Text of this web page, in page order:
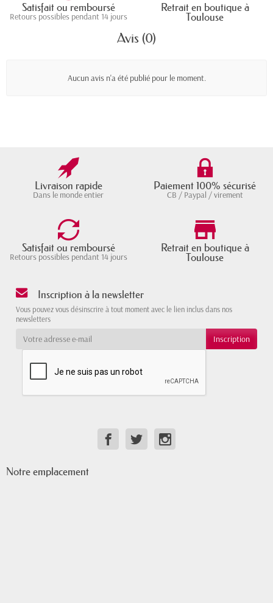
Satisfait ou remboursé
Retours possibles pendant 14 jours
Retrait en boutique à
Toulouse
Avis (0)
Aucun avis n'a été publié pour le moment.
Livraison rapide
Dans le monde entier
Paiement 100% sécurisé
CB / Paypal / virement
Satisfait ou remboursé
Retours possibles pendant 14 jours
Retrait en boutique à
Toulouse
Inscription à la newsletter
Vous pouvez vous désinscrire à tout moment avec le lien inclus dans nos
newsletters
Notre emplacement